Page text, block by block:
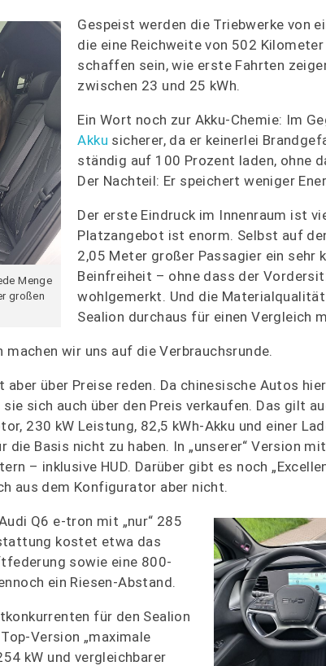
Menge
großen
Gespeist werden die Triebwerke von
die eine Reichweite von 502
schaffen sein, wie erste Fahrten
zwischen 23 und 25 kWh.
Ein Wort noch zur Akku-Chemie: Im
Akku sicherer, da er keinerlei
ständig auf 100 Prozent laden, ohne
Der Nachteil: Er speichert weniger
Der erste Eindruck im Innenraum ist
Platzangebot ist enorm. Selbst auf
2,05 Meter großer Passagier ein sehr
Beinfreiheit – ohne dass der
wohlgemerkt. Und die
Sealion durchaus für einen Vergleich
wir uns auf die Verbrauchsrunde.
aber über Preise reden. Da chinesische Autos
sich auch über den Preis verkaufen. Das gilt
230 kW Leistung, 82,5 kWh-Akku und einer
die Basis nicht zu haben. In „unserer“ Version
– inklusive HUD. Darüber gibt es noch
aus dem Konfigurator aber nicht.
Q6 e-tron mit „nur“ 285
kostet etwa das
sowie eine 800-
ein Riesen-Abstand.
für den Sealion
Version „maximale
kW und vergleichbarer